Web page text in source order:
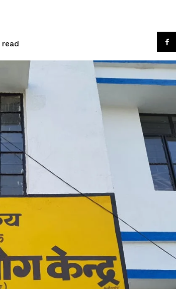
का
अगस्त तक सभी विभागों के लंबित कार्य करें पूरा – डीएम श्रीकांत
July 26, 2025
read